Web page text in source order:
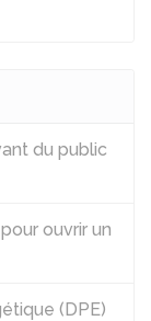
du public
ouvrir un
(DPE)